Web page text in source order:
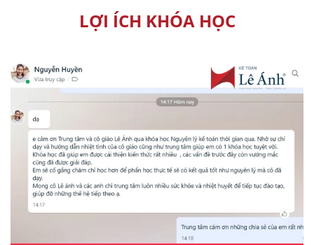
LỢI ÍCH KHÓA HỌC